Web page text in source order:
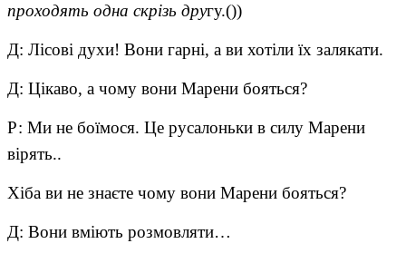
проходять одна скрізь другу.())
Д: Лісові духи! Вони гарні, а ви хотіли їх залякати.
Д: Цікаво, а чому вони Марени бояться?
Р: Ми не боїмося. Це русалоньки в силу Марени
вірять..
Хіба ви не знаєте чому вони Марени бояться?
Д: Вони вміють розмовляти…